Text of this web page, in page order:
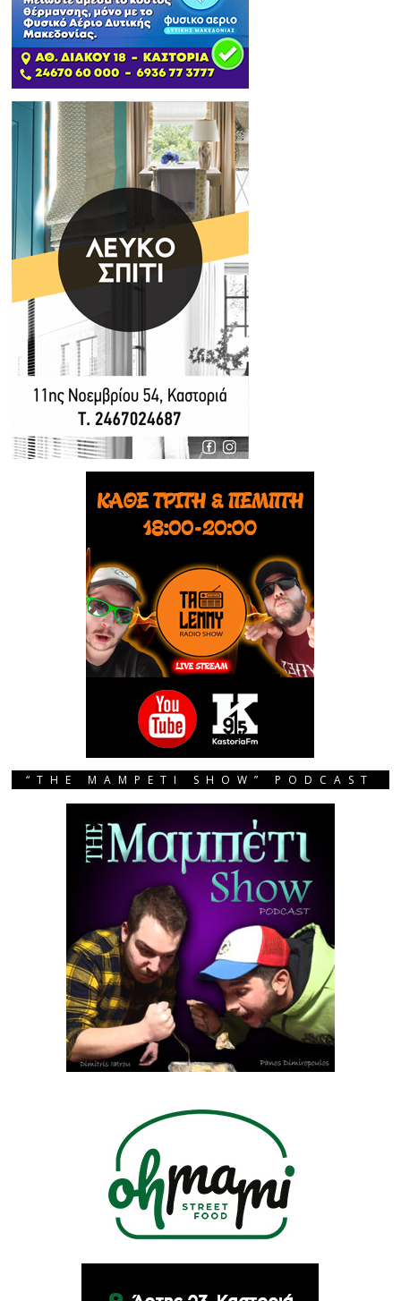
“THE MAMPETI SHOW” PODCAST